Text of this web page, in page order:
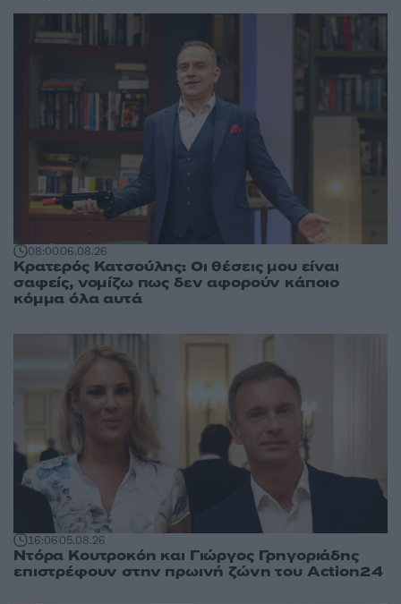
08:0006.08.26
Κρατερός Κατσούλης: Οι θέσεις μου είναι
σαφείς, νομίζω πως δεν αφορούν κάποιο
κόμμα όλα αυτά
16:0605.08.26
Ντόρα Κουτροκόη και Γιώργος Γρηγοριάδης
επιστρέφουν στην πρωινή ζώνη του Action24